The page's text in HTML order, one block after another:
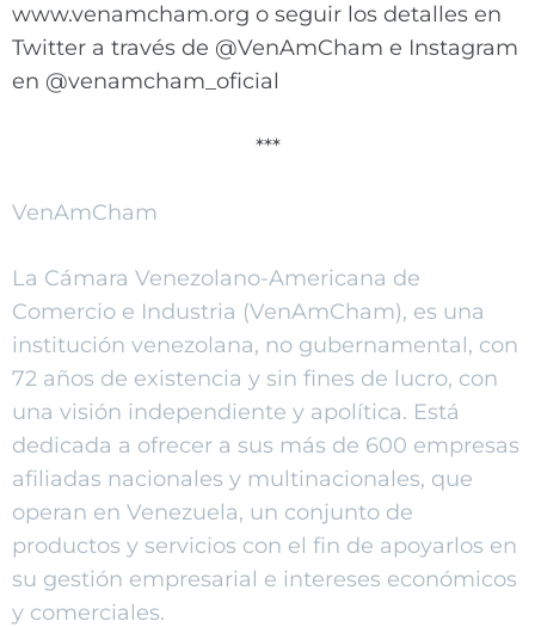
www.venamcham.org o seguir los detalles en
Twitter a través de @VenAmCham e Instagram
en @venamcham_oficial
***
VenAmCham
La Cámara Venezolano-Americana de
Comercio e Industria (VenAmCham), es una
institución venezolana, no gubernamental, con
72 años de existencia y sin fines de lucro, con
una visión independiente y apolítica. Está
dedicada a ofrecer a sus más de 600 empresas
afiliadas nacionales y multinacionales, que
operan en Venezuela, un conjunto de
productos y servicios con el fin de apoyarlos en
su gestión empresarial e intereses económicos
y comerciales.